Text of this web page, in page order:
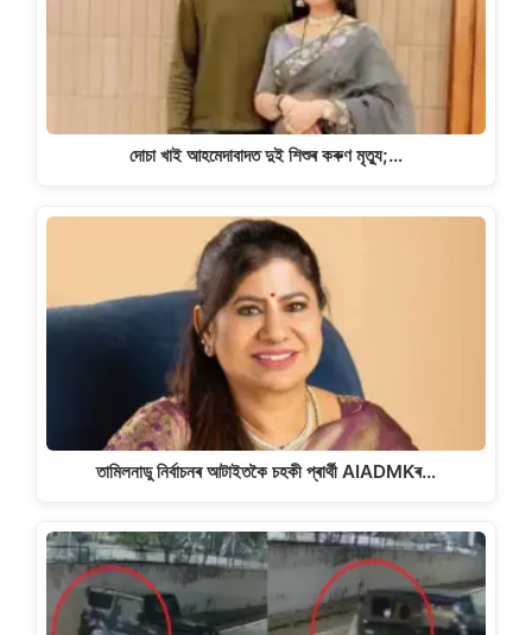
দোচা খাই আহমেদাবাদত দুই শিশুৰ কৰুণ মৃত্যু;…
তামিলনাডু নিৰ্বাচনৰ আটাইতকৈ চহকী প্ৰাৰ্থী AIADMKৰ…